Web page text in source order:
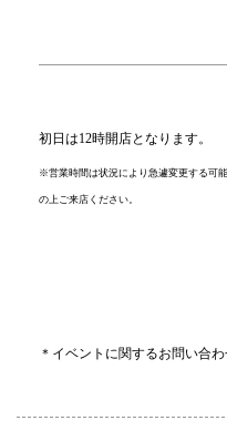
初日は12時開店となります。
※営業時間は状況により急遽変更する可
の上ご来店ください。
＊イベントに関するお問い合